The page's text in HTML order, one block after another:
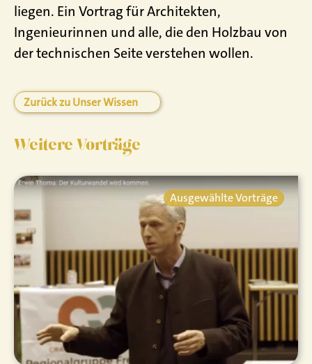
liegen. Ein Vortrag für Architekten,
Ingenieurinnen und alle, die den Holzbau von
der technischen Seite verstehen wollen.
Zurück zu Unser Wissen
Weitere Vorträge
Ausgewählte Vorträge